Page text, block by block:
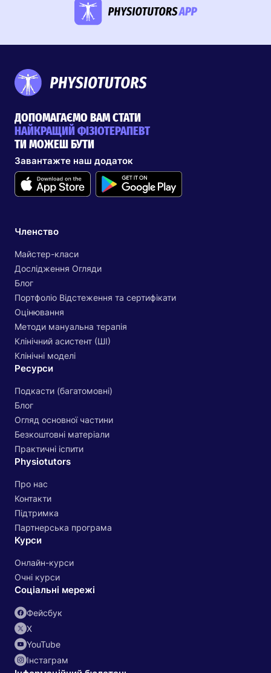
ДОПОМАГАЄМО ВАМ СТАТИ
НАЙКРАЩИЙ ФІЗІОТЕРАПЕВТ
ТИ МОЖЕШ БУТИ
Завантажте наш додаток
Членство
Майстер-класи
Дослідження Огляди
Блог
Портфоліо Відстеження та сертифікати
Оцінювання
Методи мануальна терапія
Клінічний асистент (ШІ)
Клінічні моделі
Ресурси
Подкасти (багатомовні)
Блог
Огляд основної частини
Безкоштовні матеріали
Практичні іспити
Physiotutors
Про нас
Контакти
Підтримка
Партнерська програма
Курси
Онлайн-курси
Очні курси
Соціальні мережі
Фейсбук
Х
YouTube
Інстаграм